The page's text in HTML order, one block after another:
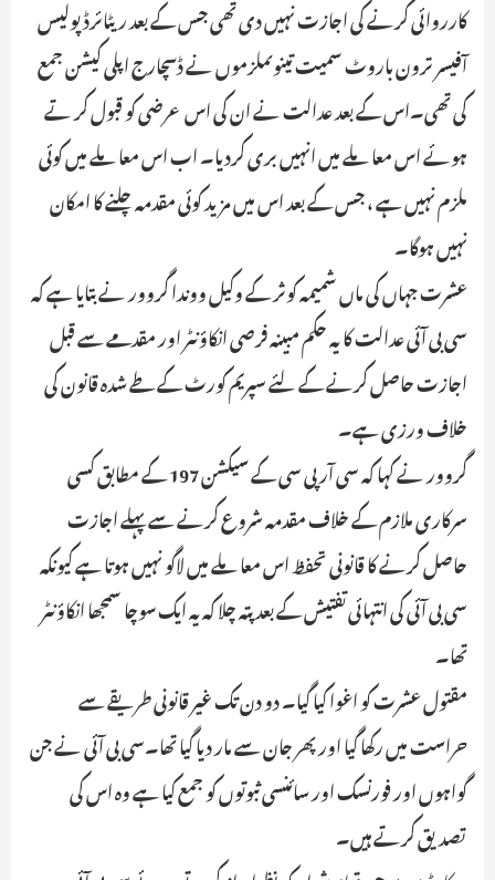
کارروائی کرنے کی اجازت نہیں دی تھی جس کے بعد ریٹائرڈ پولیس
آفیسر ترون باروٹ سمیت تینوںملزموں نے ڈسچارج اپلی کیشن جمع
کی تھی۔اس کے بعد عدالت نے ان کی اس عرضی کو قبول کر تے
ہوئے اس معاملے میں انہیں بری کردیا۔ اب اس معاملے میں کوئی
ملزم نہیں ہے ، جس کے بعد اس میں مزید کوئی مقدمہ چلنے کا امکان
نہیں ہوگا۔
عشرت جہاں کی ماں شمیمہ کوثر کے وکیل ووندا گروور نے بتایا ہے کہ
سی بی آئی عدالت کا یہ حکم مبینہ فرصی انکاؤنٹر اور مقدمے سے قبل
اجازت حاصل کرنے کے لئے سپریم کورٹ کے طے شدہ قانون کی
خلاف ورزی ہے۔
گروور نے کہا کہ سی آر پی سی کے سیکشن 197 کے مطابق کسی
سرکاری ملازم کے خلاف مقدمہ شروع کرنے سے پہلے اجازت
حاصل کرنے کا قانونی تحفظ اس معاملے میں لاگو نہیں ہوتا ہے کیونکہ
سی بی آئی کی انتہائی تفتیش کے بعد پتہ چلا کہ یہ ایک سوچا سمجھا انکاؤنٹر
تھا۔
مقتول عشرت کو اغوا کیا گیا۔ دو دن تک غیر قانونی طریقے سے
حراست میں رکھا گیا اور پھر جان سے مار دیا گیا تھا۔سی بی آئی نے جن
گواہوں اور فورنسک اور سائنسی ثبوتوں کو جمع کیا ہے وہ اس کی
تصدیق کرتے ہیں۔